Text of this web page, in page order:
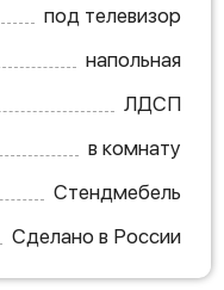
под телевизор
напольная
ЛДСП
в комнату
Стендмебель
Сделано в России